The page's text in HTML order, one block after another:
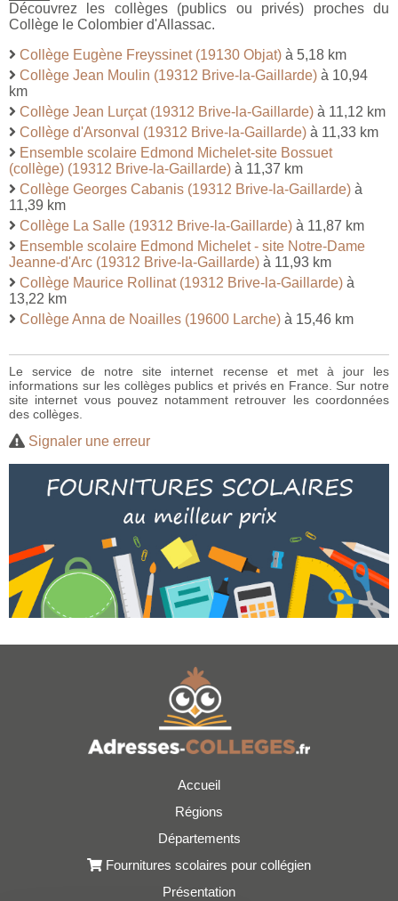
Découvrez les collèges (publics ou privés) proches du
Collège le Colombier d'Allassac.
Collège Eugène Freyssinet (19130 Objat) à 5,18 km
Collège Jean Moulin (19312 Brive-la-Gaillarde) à 10,94
km
Collège Jean Lurçat (19312 Brive-la-Gaillarde) à 11,12 km
Collège d'Arsonval (19312 Brive-la-Gaillarde) à 11,33 km
Ensemble scolaire Edmond Michelet-site Bossuet
(collège) (19312 Brive-la-Gaillarde) à 11,37 km
Collège Georges Cabanis (19312 Brive-la-Gaillarde) à
11,39 km
Collège La Salle (19312 Brive-la-Gaillarde) à 11,87 km
Ensemble scolaire Edmond Michelet - site Notre-Dame
Jeanne-d'Arc (19312 Brive-la-Gaillarde) à 11,93 km
Collège Maurice Rollinat (19312 Brive-la-Gaillarde) à
13,22 km
Collège Anna de Noailles (19600 Larche) à 15,46 km
Le service de notre site internet recense et met à jour les
informations sur les collèges publics et privés en France. Sur notre
site internet vous pouvez notamment retrouver les coordonnées
des collèges.
Signaler une erreur
Accueil
Régions
Départements
Fournitures scolaires pour collégien
Présentation